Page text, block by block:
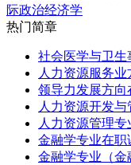
际政治经济学
热门简章
社会医学与卫
人力资源服务
领导力发展方
人力资源开发
人力资源管理
金融学专业在
金融学专业（金